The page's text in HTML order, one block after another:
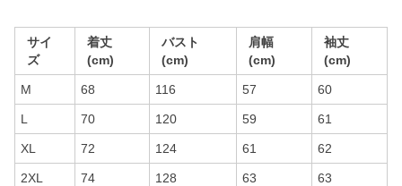
サイ
ズ
着丈
(cm)
バスト
(cm)
肩幅
(cm)
袖丈
(cm)
M 68 116 57 60
L 70 120 59 61
XL 72 124 61 62
2XL 74 128 63 63